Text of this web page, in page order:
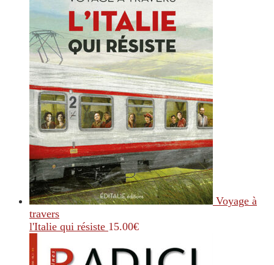
Voyage à
travers
l'Italie qui résiste 15.00€